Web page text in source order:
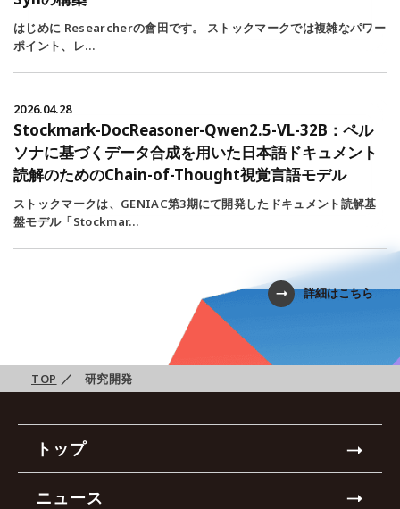
詳細はこちら
はじめに Researcherの會田です。 ストックマークでは複雑なパワー
ポイント、レ…
2026.04.28
Stockmark-DocReasoner-Qwen2.5-VL-32B：ペル
ソナに基づくデータ合成を用いた日本語ドキュメント
読解のためのChain-of-Thought視覚言語モデル
ストックマークは、GENIAC第3期にて開発したドキュメント読解基
盤モデル「Stockmar…
TOP ／ 研究開発
トップ
ニュース